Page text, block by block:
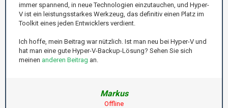
immer spannend, in neue Technologien einzutauchen, und Hyper-
V ist ein leistungsstarkes Werkzeug, das definitiv einen Platz im
Toolkit eines jeden Entwicklers verdient.
Ich hoffe, mein Beitrag war nützlich. Ist man neu bei Hyper-V und
hat man eine gute Hyper-V-Backup-Lösung? Sehen Sie sich
meinen anderen Beitrag an.
Markus
Offline